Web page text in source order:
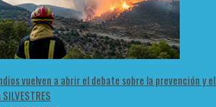
vuelven a abrir el debate sobre la prevención y